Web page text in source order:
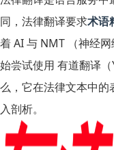
同，法律翻译要求术语
着 AI 与 NMT （神经
始尝试使用 有道翻译
么，它在法律文本中
入剖析。